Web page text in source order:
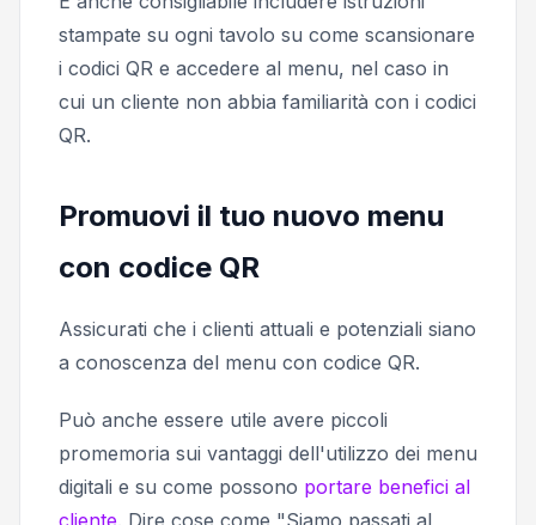
stampate su ogni tavolo su come scansionare
i codici QR e accedere al menu, nel caso in
cui un cliente non abbia familiarità con i codici
QR.
Promuovi il tuo nuovo menu
con codice QR
Assicurati che i clienti attuali e potenziali siano
a conoscenza del menu con codice QR.
Può anche essere utile avere piccoli
promemoria sui vantaggi dell'utilizzo dei menu
digitali e su come possono portare benefici al
cliente . Dire cose come "Siamo passati al